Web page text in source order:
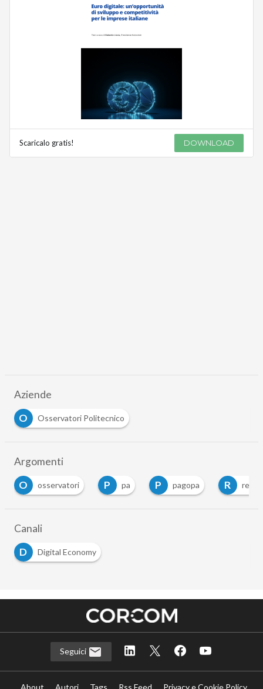
Scaricalo gratis! DOWNLOAD
Aziende
O
Osservatori Politecnico
Argomenti
osservatori P pa P pagopa R report
Canali
D
Digital Economy
Seguici